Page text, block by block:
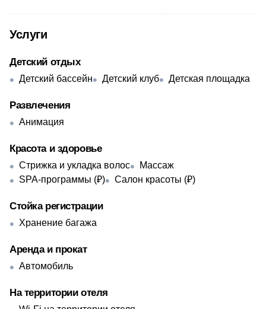
Услуги
Детский отдых
Детский бассейн Детский клуб Детская площадка
Развлечения
Анимация
Красота и здоровье
Стрижка и укладка волос
Массаж
SPA-программы (₽)
Салон красоты (₽)
Стойка регистрации
Хранение багажа
Аренда и прокат
Автомобиль
На территории отеля